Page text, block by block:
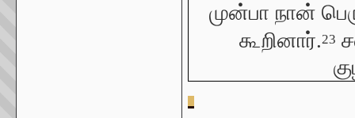
முன்பா நான்
கூறினார்.23